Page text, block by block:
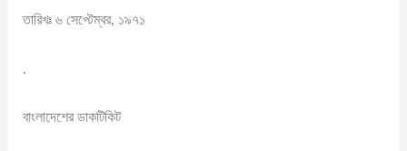
তারিখঃ ৬ সেপ্টেম্বর, ১৯৭১
.
বাংলাদেশের ডাকটিকিট